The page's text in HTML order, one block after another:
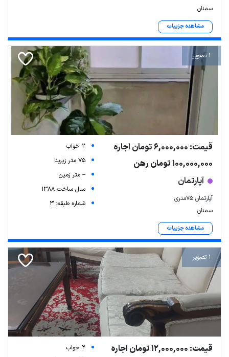
سمنان
مشاهده جزییات
1 تصویر
قیمت: 6,000,000 تومان اجاره
100,000,000 تومان رهن
آپارتمان
آپارتمان ۷۵متری
سمنان
مشاهده جزییات
2 خواب
75 متر زیربنا
-- متر زمین
سال ساخت 1388
شماره طبقه: 3
1 تصویر
قیمت: 12,000,000 تومان اجاره
2 خواب